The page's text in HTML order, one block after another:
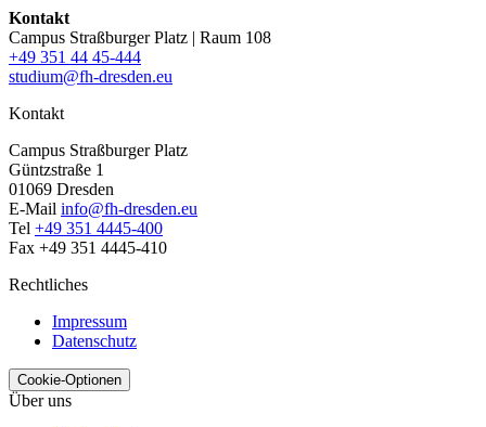
Kontakt
Campus Straßburger Platz | Raum 108
+49 351 44 45-444
studium@fh-dresden.eu
Kontakt
Campus Straßburger Platz
Güntzstraße 1
01069 Dresden
E-Mail info@fh-dresden.eu
Tel +49 351 4445-400
Fax +49 351 4445-410
Rechtliches
Impressum
Datenschutz
Cookie-Optionen
Über uns